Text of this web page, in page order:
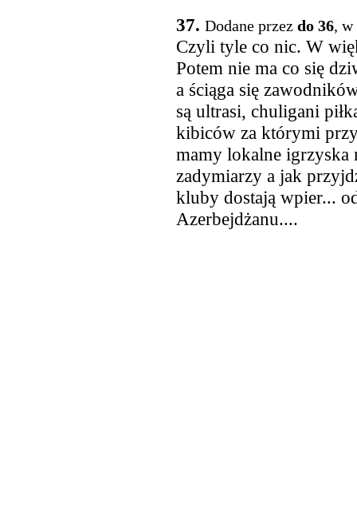
37. Dodane przez do 36, w
Czyli tyle co nic. W
Potem nie ma co się
a ściąga się
są ultrasi, chuligani
kibiców za którymi
mamy lokalne
zadymiarzy a jak
kluby dostają wpier...
Azerbejdżanu....